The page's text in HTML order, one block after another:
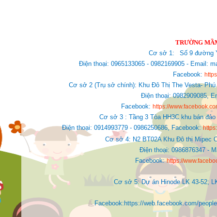
TRƯỜNG
Cơ sở 1:
Số 9 đường
Điện thoại: 0965133065 - 0982169905 - Email:
Facebook:
Cơ sở 2 (Trụ sở chính): Khu Đô Thị The Vesta-
Điện thoại: 0982909085,
Facebook: https://
Cơ sở 3 : Tầng 3 Tòa HH3C khu bán
Điện thoại: 0914993779 - 0986250686, Facebook:
Cơ sở 4: N2 BT02A Khu Đô thị Mipec
Điện thoại: 0986876347 -
Facebook:https://
Cơ sở 5: Dự án Hinode LK 43-52;
Facebook:https://web.facebook.com/people/